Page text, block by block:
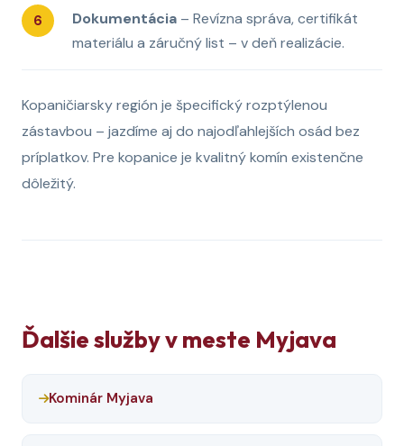
Dokumentácia – Revízna správa, certifikát
materiálu a záručný list – v deň realizácie.
Kopaničiarsky región je špecifický rozptýlenou
zástavbou – jazdíme aj do najodľahlejších osád bez
príplatkov. Pre kopanice je kvalitný komín existenčne
dôležitý.
Ďalšie služby v meste Myjava
Kominár Myjava